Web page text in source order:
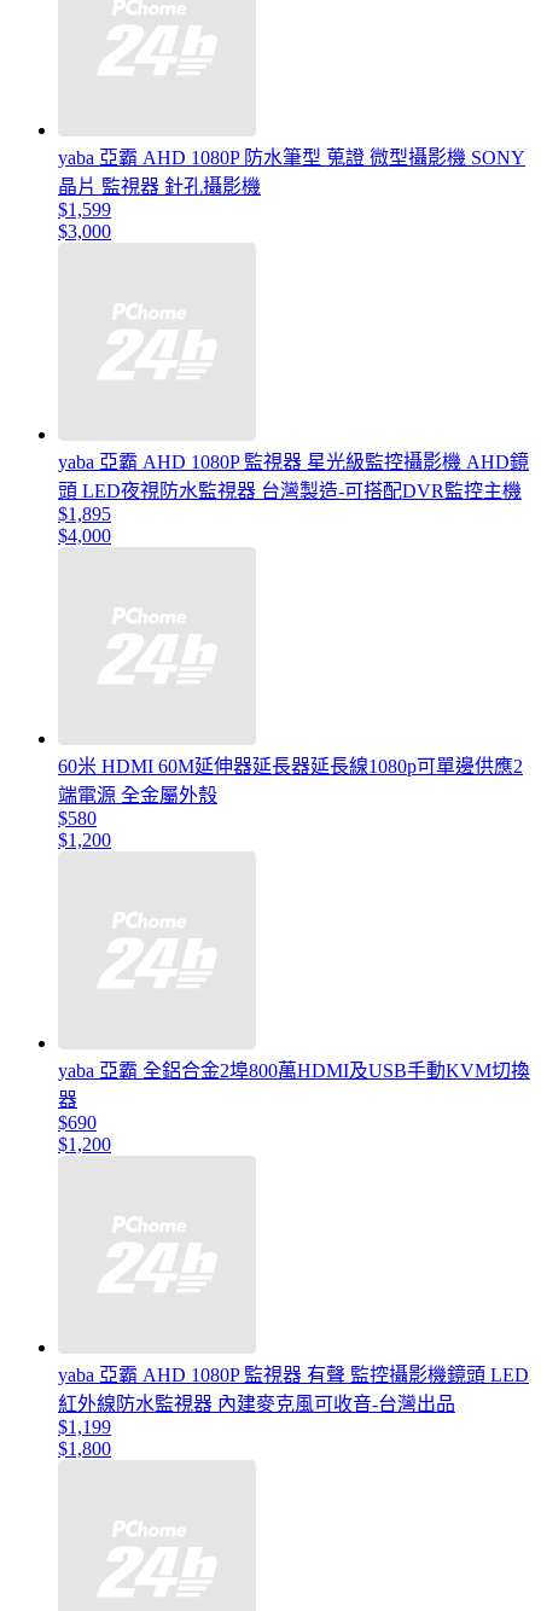
yaba 亞霸 AHD 1080P 防水筆型 蒐證 微型攝影機 SONY
晶片 監視器 針孔攝影機
$1,599
$3,000
yaba 亞霸 AHD 1080P 監視器 星光級監控攝影機 AHD鏡
頭 LED夜視防水監視器 台灣製造-可搭配DVR監控主機
$1,895
$4,000
60米 HDMI 60M延伸器延長器延長線1080p可單邊供應2
端電源 全金屬外殼
$580
$1,200
yaba 亞霸 全鋁合金2埠800萬HDMI及USB手動KVM切換
器
$690
$1,200
yaba 亞霸 AHD 1080P 監視器 有聲 監控攝影機鏡頭 LED
紅外線防水監視器 內建麥克風可收音-台灣出品
$1,199
$1,800